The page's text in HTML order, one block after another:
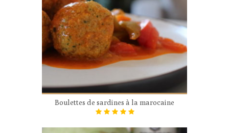
Boulettes de sardines à la marocaine